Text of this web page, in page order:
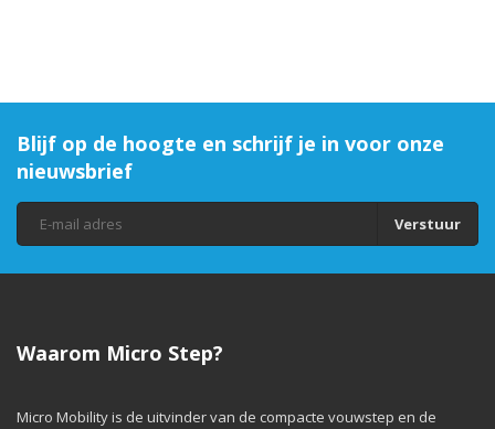
Blijf op de hoogte en schrijf je in voor onze
nieuwsbrief
Verstuur
Waarom Micro Step?
Micro Mobility is de uitvinder van de compacte vouwstep en de